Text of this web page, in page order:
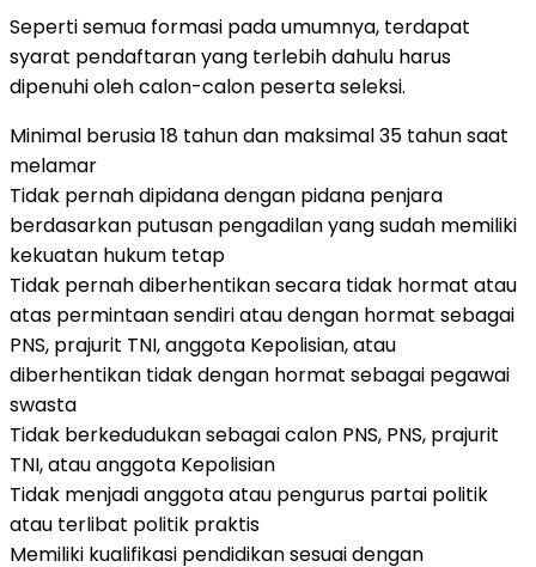
Seperti semua formasi pada umumnya, terdapat
syarat pendaftaran yang terlebih dahulu harus
dipenuhi oleh calon-calon peserta seleksi.
Minimal berusia 18 tahun dan maksimal 35 tahun saat
melamar
Tidak pernah dipidana dengan pidana penjara
berdasarkan putusan pengadilan yang sudah memiliki
kekuatan hukum tetap
Tidak pernah diberhentikan secara tidak hormat atau
atas permintaan sendiri atau dengan hormat sebagai
PNS, prajurit TNI, anggota Kepolisian, atau
diberhentikan tidak dengan hormat sebagai pegawai
swasta
Tidak berkedudukan sebagai calon PNS, PNS, prajurit
TNI, atau anggota Kepolisian
Tidak menjadi anggota atau pengurus partai politik
atau terlibat politik praktis
Memiliki kualifikasi pendidikan sesuai dengan